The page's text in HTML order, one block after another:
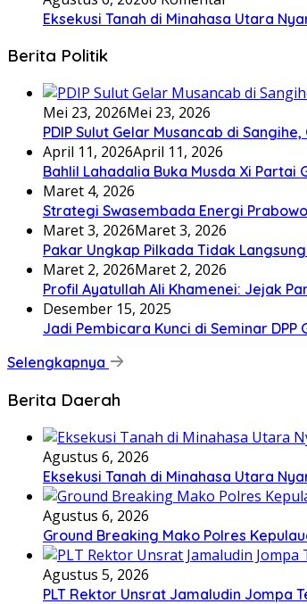
Eksekusi Tanah di Minahasa Utara
Berita Politik
Mei 23, 2026Mei 23, 2026
PDIP Sulut Gelar Musancab di
April 11, 2026April 11, 2026
Bahlil Lahadalia Buka Musda Xi Partai
Maret 4, 2026
Strategi Swasembada Energi
Maret 3, 2026Maret 3, 2026
Pakar Ungkap Pilkada Tidak
Maret 2, 2026Maret 2, 2026
Profil Ayatullah Ali Khamenei: Jejak
Desember 15, 2025
Jadi Pembicara Kunci di Seminar
Selengkapnya
Berita Daerah
Agustus 6, 2026
Eksekusi Tanah di Minahasa Utara
Agustus 6, 2026
Ground Breaking Mako Polres
Agustus 5, 2026
​PLT Rektor Unsrat Jamaludin Jompa